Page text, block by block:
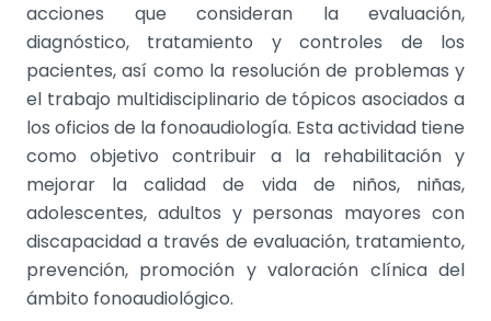
acciones que consideran la evaluación,
diagnóstico, tratamiento y controles de los
pacientes, así como la resolución de problemas y
el trabajo multidisciplinario de tópicos asociados a
los oficios de la fonoaudiología. Esta actividad tiene
como objetivo contribuir a la rehabilitación y
mejorar la calidad de vida de niños, niñas,
adolescentes, adultos y personas mayores con
discapacidad a través de evaluación, tratamiento,
prevención, promoción y valoración clínica del
ámbito fonoaudiológico.